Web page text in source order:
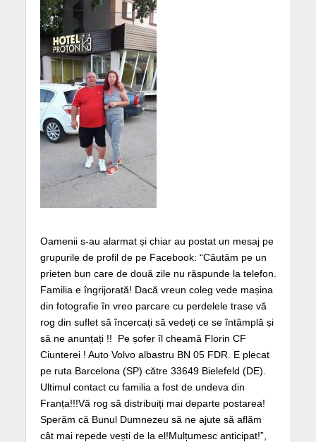
Oamenii s-au alarmat și chiar au postat un mesaj pe
grupurile de profil de pe Facebook: “Căutăm pe un
prieten bun care de două zile nu răspunde la telefon.
Familia e îngrijorată! Dacă vreun coleg vede mașina
din fotografie în vreo parcare cu perdelele trase vă
rog din suflet să încercați să vedeți ce se întâmplă și
să ne anunțați !! Pe șofer îl cheamă Florin CF
Ciunterei ! Auto Volvo albastru BN 05 FDR. E plecat
pe ruta Barcelona (SP) către 33649 Bielefeld (DE).
Ultimul contact cu familia a fost de undeva din
Franța!!!Vă rog să distribuiți mai departe postarea!
Sperăm că Bunul Dumnezeu să ne ajute să aflăm
cât mai repede vești de la el!Mulțumesc anticipat!”,